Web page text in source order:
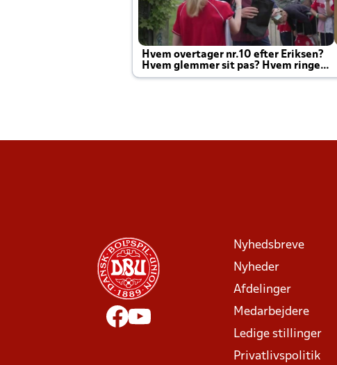
Hvem overtager nr.10 efter Eriksen?
Hvem glemmer sit pas? Hvem ringer
Joachim altid til efter kampe?
Nyhedsbreve
Nyheder
Afdelinger
Medarbejdere
Ledige stillinger
Privatlivspolitik